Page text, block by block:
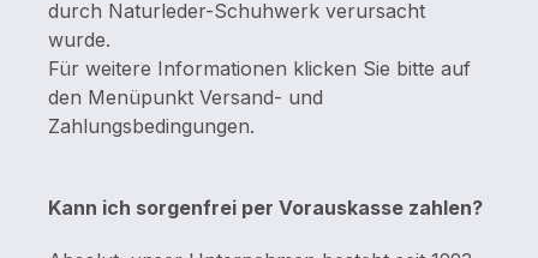
durch Naturleder-Schuhwerk verursacht
wurde.
Für weitere Informationen klicken Sie bitte auf
den Menüpunkt Versand- und
Zahlungsbedingungen.
Kann ich sorgenfrei per Vorauskasse zahlen?